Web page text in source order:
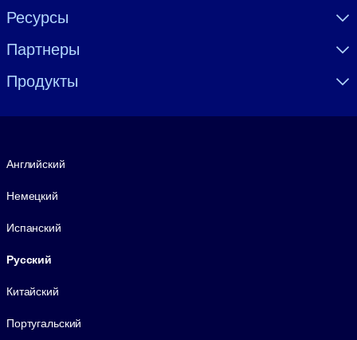
Ресурсы
Партнеры
Продукты
Английский
Немецкий
Испанский
Русский
Китайский
Португальский